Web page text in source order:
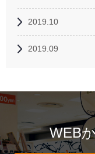
2019.10
2019.09
WEB